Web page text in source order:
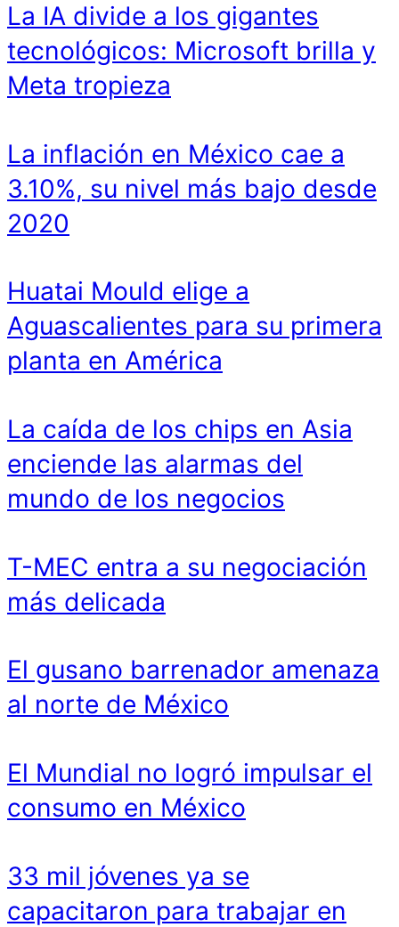
La IA divide a los gigantes
tecnológicos: Microsoft brilla y
Meta tropieza
La inflación en México cae a
3.10%, su nivel más bajo desde
2020
Huatai Mould elige a
Aguascalientes para su primera
planta en América
La caída de los chips en Asia
enciende las alarmas del
mundo de los negocios
T-MEC entra a su negociación
más delicada
El gusano barrenador amenaza
al norte de México
El Mundial no logró impulsar el
consumo en México
33 mil jóvenes ya se
capacitaron para trabajar en